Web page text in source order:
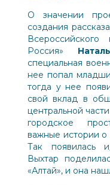
О значении
создания
Россия»
специальная
нее попал
тогда у нее
свой вклад в
центральной
городское
важные истории о
Так появилась
Выхтар
«Алтай», и она